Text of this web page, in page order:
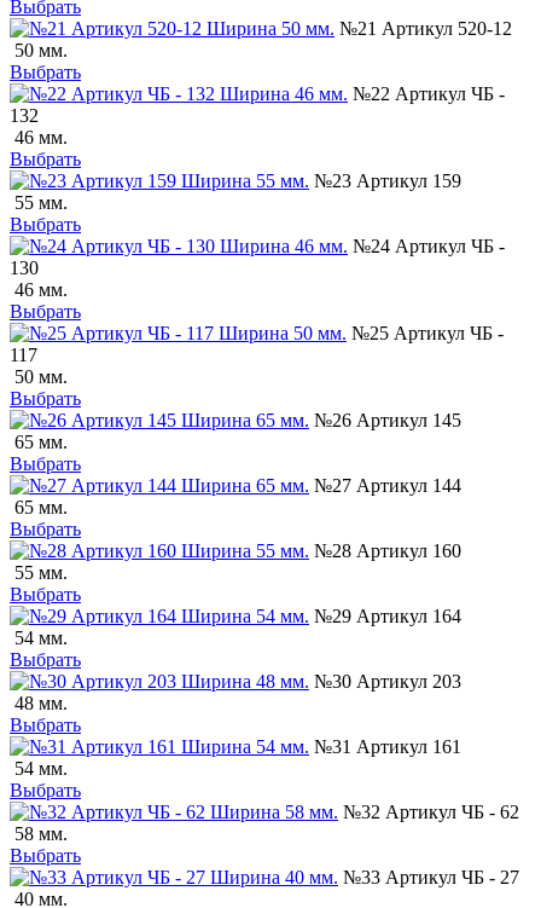
Выбрать
№21 Артикул 520-12
50 мм.
Выбрать
№22 Артикул ЧБ -
132
46 мм.
Выбрать
№23 Артикул 159
55 мм.
Выбрать
№24 Артикул ЧБ -
130
46 мм.
Выбрать
№25 Артикул ЧБ -
117
50 мм.
Выбрать
№26 Артикул 145
65 мм.
Выбрать
№27 Артикул 144
65 мм.
Выбрать
№28 Артикул 160
55 мм.
Выбрать
№29 Артикул 164
54 мм.
Выбрать
№30 Артикул 203
48 мм.
Выбрать
№31 Артикул 161
54 мм.
Выбрать
№32 Артикул ЧБ - 62
58 мм.
Выбрать
№33 Артикул ЧБ - 27
40 мм.